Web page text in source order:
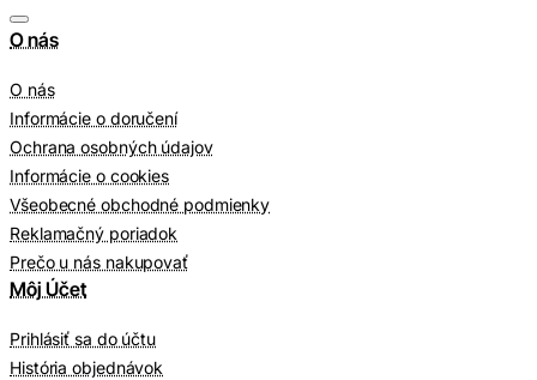
O nás
O nás
Informácie o doručení
Ochrana osobných údajov
Informácie o cookies
Všeobecné obchodné podmienky
Reklamačný poriadok
Prečo u nás nakupovať
Môj Účet
Prihlásiť sa do účtu
História objednávok